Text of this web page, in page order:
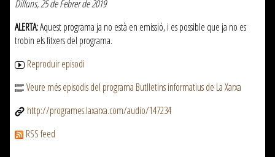
Dilluns, 25 de Febrer de 2019
ALERTA:Aquest programa ja no està en emissió, i es possible que ja no es
trobin els fitxers del programa.
Reproduir episodi
Veure més episodis del programa Butlletins informatius de La Xarxa
http://programes.laxarxa.com/audio/147234
RSS feed